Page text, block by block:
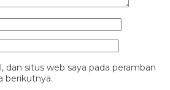
dan situs web saya pada peramban
berikutnya.